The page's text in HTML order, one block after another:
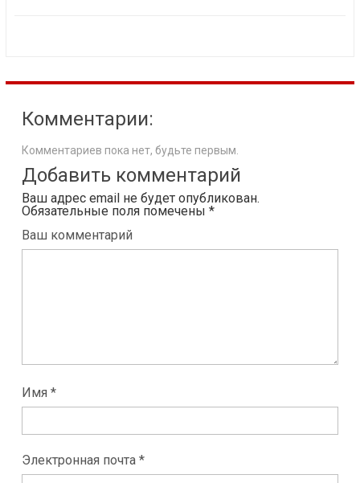
Комментарии:
Комментариев пока нет, будьте первым.
Добавить комментарий
Ваш адрес email не будет опубликован.
Обязательные поля помечены *
Ваш комментарий
Имя *
Электронная почта *